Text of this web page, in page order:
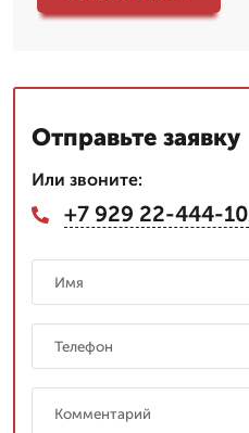
Отправьте заявку
Или звоните:
+7 929 22-444-10